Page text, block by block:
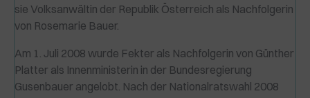
sie Volksanwältin der Republik Österreich als Nachfolgerin
von Rosemarie Bauer.
Am 1. Juli 2008 wurde Fekter als Nachfolgerin von Günther
Platter als Innenministerin in der Bundesregierung
Gusenbauer angelobt. Nach der Nationalratswahl 2008